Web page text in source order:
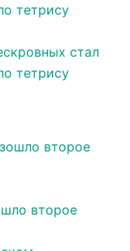
стал
тетрису
второе